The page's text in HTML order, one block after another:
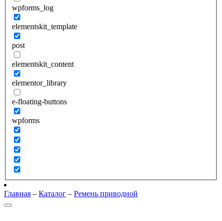
wpforms_log
elementskit_template
post
elementskit_content
elementor_library
e-floating-buttons
wpforms
Главная – Каталог – Ремень приводной